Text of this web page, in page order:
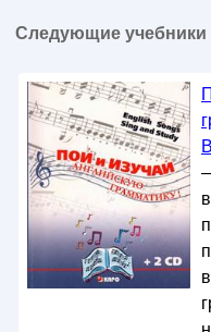
Следующие учебники